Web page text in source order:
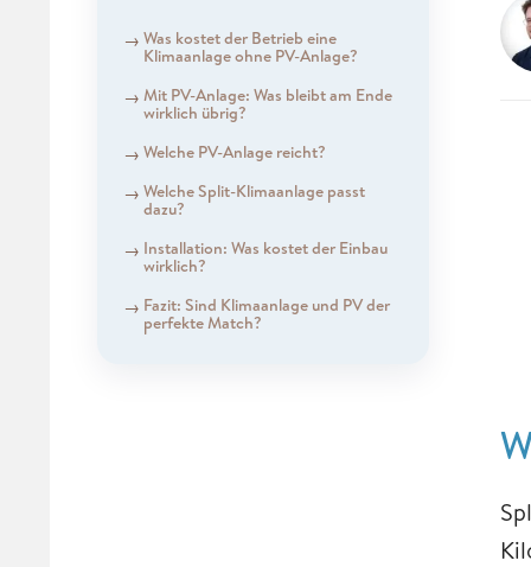
Was kostet der Betrieb eine
Klimaanlage ohne PV-Anlage?
Mit PV-Anlage: Was bleibt am Ende
wirklich übrig?
Welche PV-Anlage reicht?
Welche Split-Klimaanlage passt
dazu?
Installation: Was kostet der Einbau
wirklich?
Fazit: Sind Klimaanlage und PV der
perfekte Match?